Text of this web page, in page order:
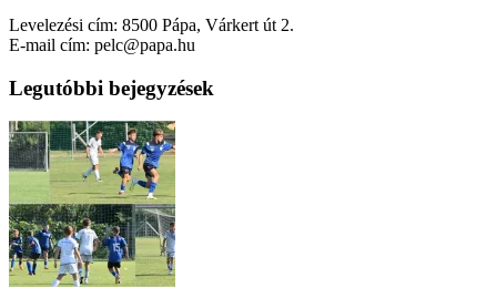
Levelezési cím: 8500 Pápa, Várkert út 2.
E-mail cím: pelc@papa.hu
Legutóbbi bejegyzések